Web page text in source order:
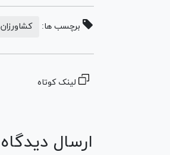
برچسب ها: کشاورزان
لینک کوتاه
ارسال دیدگاه